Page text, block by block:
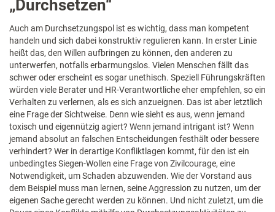
„Durchsetzen“
Auch am Durchsetzungspol ist es wichtig, dass man kompetent
handeln und sich dabei konstruktiv regulieren kann. In erster Linie
heißt das, den Willen aufbringen zu können, den anderen zu
unterwerfen, notfalls erbarmungslos. Vielen Menschen fällt das
schwer oder erscheint es sogar unethisch. Speziell Führungskräften
würden viele Berater und HR-Verantwortliche eher empfehlen, so ein
Verhalten zu verlernen, als es sich anzueignen. Das ist aber letztlich
eine Frage der Sichtweise. Denn wie sieht es aus, wenn jemand
toxisch und eigennützig agiert? Wenn jemand intrigant ist? Wenn
jemand absolut an falschen Entscheidungen festhält oder bessere
verhindert? Wer in derartige Konfliktlagen kommt, für den ist ein
unbedingtes Siegen-Wollen eine Frage von Zivilcourage, eine
Notwendigkeit, um Schaden abzuwenden. Wie der Vorstand aus
dem Beispiel muss man lernen, seine Aggression zu nutzen, um der
eigenen Sache gerecht werden zu können. Und nicht zuletzt, um die